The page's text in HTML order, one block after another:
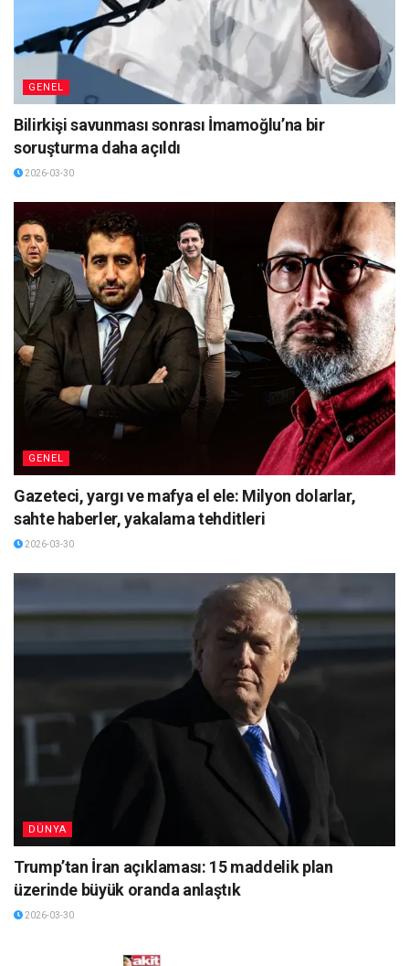
GENEL
Bilirkişi savunması sonrası İmamoğlu’na bir
soruşturma daha açıldı
2026-03-30
GENEL
Gazeteci, yargı ve mafya el ele: Milyon dolarlar,
sahte haberler, yakalama tehditleri
2026-03-30
DÜNYA
Trump’tan İran açıklaması: 15 maddelik plan
üzerinde büyük oranda anlaştık
2026-03-30